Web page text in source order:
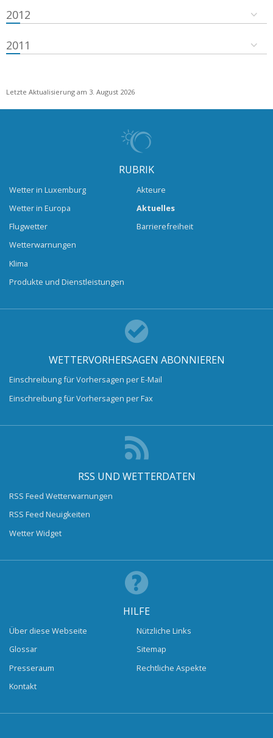
2012
2011
Letzte Aktualisierung am 3. August 2026
RUBRIK
Wetter in Luxemburg
Wetter in Europa
Flugwetter
Wetterwarnungen
Klima
Produkte und Dienstleistungen
Akteure
Aktuelles
Barrierefreiheit
WETTERVORHERSAGEN ABONNIEREN
Einschreibung für Vorhersagen per E-Mail
Einschreibung für Vorhersagen per Fax
RSS UND WETTERDATEN
RSS Feed Wetterwarnungen
RSS Feed Neuigkeiten
Wetter Widget
HILFE
Über diese Webseite
Glossar
Presseraum
Kontakt
Nützliche Links
Sitemap
Rechtliche Aspekte